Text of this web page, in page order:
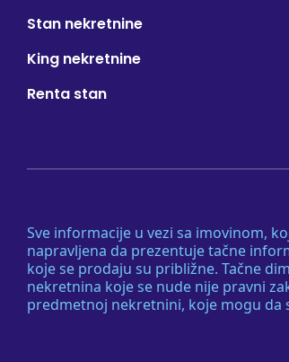
Sve informacije u vezi sa imovinom,
napravljena da prezentuje tačne
koje se prodaju su približne. Tačne
nekretnina koje se nude nije pravni
predmetnoj nekretnini, koje mogu da
Stan nekretnine
King nekretnine
Renta stan